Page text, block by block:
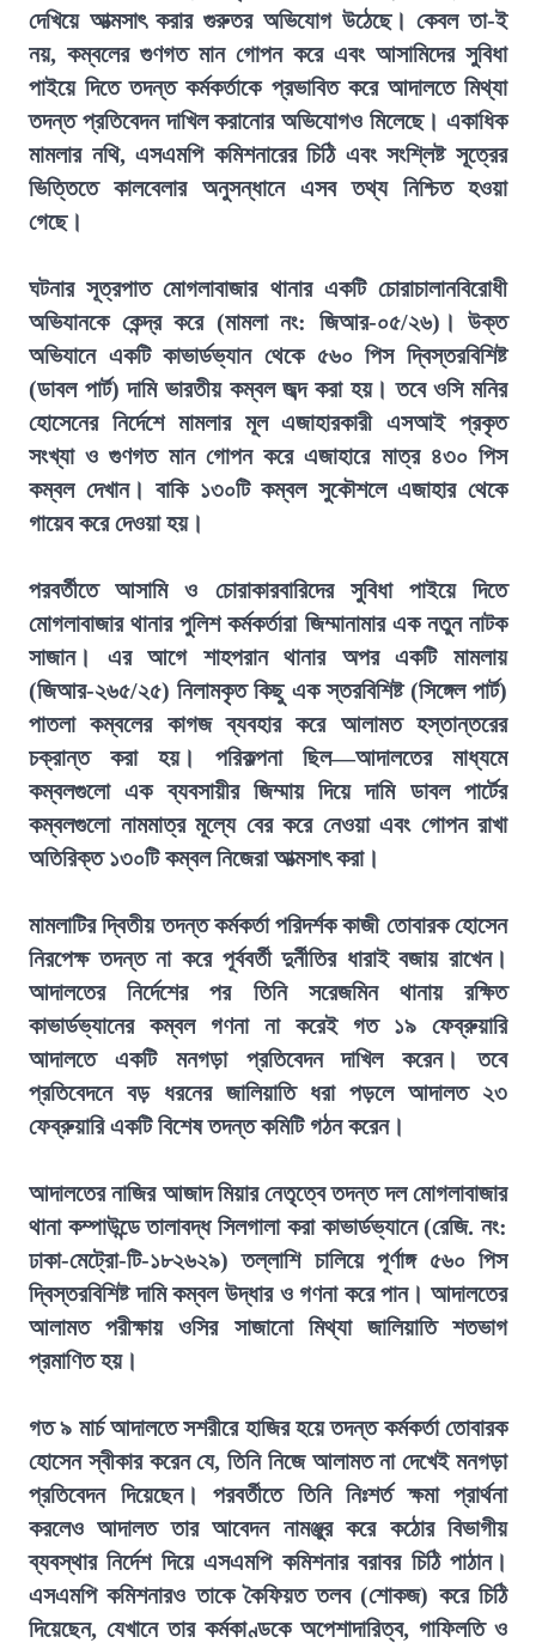
দেখিয়ে আত্মসাৎ করার গুরুতর অভিযোগ উঠেছে। কেবল তা-ই
নয়, কম্বলের গুণগত মান গোপন করে এবং আসামিদের সুবিধা
পাইয়ে দিতে তদন্ত কর্মকর্তাকে প্রভাবিত করে আদালতে মিথ্যা
তদন্ত প্রতিবেদন দাখিল করানোর অভিযোগও মিলেছে। একাধিক
মামলার নথি, এসএমপি কমিশনারের চিঠি এবং সংশ্লিষ্ট সূত্রের
ভিত্তিতে কালবেলার অনুসন্ধানে এসব তথ্য নিশ্চিত হওয়া
গেছে।
ঘটনার সূত্রপাত মোগলাবাজার থানার একটি চোরাচালানবিরোধী
অভিযানকে কেন্দ্র করে (মামলা নং: জিআর-০৫/২৬)। উক্ত
অভিযানে একটি কাভার্ডভ্যান থেকে ৫৬০ পিস দ্বিস্তরবিশিষ্ট
(ডাবল পার্ট) দামি ভারতীয় কম্বল জব্দ করা হয়। তবে ওসি মনির
হোসেনের নির্দেশে মামলার মূল এজাহারকারী এসআই প্রকৃত
সংখ্যা ও গুণগত মান গোপন করে এজাহারে মাত্র ৪৩০ পিস
কম্বল দেখান। বাকি ১৩০টি কম্বল সুকৌশলে এজাহার থেকে
গায়েব করে দেওয়া হয়।
পরবর্তীতে আসামি ও চোরাকারবারিদের সুবিধা পাইয়ে দিতে
মোগলাবাজার থানার পুলিশ কর্মকর্তারা জিম্মানামার এক নতুন নাটক
সাজান। এর আগে শাহপরান থানার অপর একটি মামলায়
(জিআর-২৬৫/২৫) নিলামকৃত কিছু এক স্তরবিশিষ্ট (সিঙ্গেল পার্ট)
পাতলা কম্বলের কাগজ ব্যবহার করে আলামত হস্তান্তরের
চক্রান্ত করা হয়। পরিকল্পনা ছিল—আদালতের মাধ্যমে
কম্বলগুলো এক ব্যবসায়ীর জিম্মায় দিয়ে দামি ডাবল পার্টের
কম্বলগুলো নামমাত্র মূল্যে বের করে নেওয়া এবং গোপন রাখা
অতিরিক্ত ১৩০টি কম্বল নিজেরা আত্মসাৎ করা।
মামলাটির দ্বিতীয় তদন্ত কর্মকর্তা পরিদর্শক কাজী তোবারক হোসেন
নিরপেক্ষ তদন্ত না করে পূর্ববর্তী দুর্নীতির ধারাই বজায় রাখেন।
আদালতের নির্দেশের পর তিনি সরেজমিন থানায় রক্ষিত
কাভার্ডভ্যানের কম্বল গণনা না করেই গত ১৯ ফেব্রুয়ারি
আদালতে একটি মনগড়া প্রতিবেদন দাখিল করেন। তবে
প্রতিবেদনে বড় ধরনের জালিয়াতি ধরা পড়লে আদালত ২৩
ফেব্রুয়ারি একটি বিশেষ তদন্ত কমিটি গঠন করেন।
আদালতের নাজির আজাদ মিয়ার নেতৃত্বে তদন্ত দল মোগলাবাজার
থানা কম্পাউন্ডে তালাবদ্ধ সিলগালা করা কাভার্ডভ্যানে (রেজি. নং:
ঢাকা-মেট্রো-টি-১৮২৬২৯) তল্লাশি চালিয়ে পূর্ণাঙ্গ ৫৬০ পিস
দ্বিস্তরবিশিষ্ট দামি কম্বল উদ্ধার ও গণনা করে পান। আদালতের
আলামত পরীক্ষায় ওসির সাজানো মিথ্যা জালিয়াতি শতভাগ
প্রমাণিত হয়।
গত ৯ মার্চ আদালতে সশরীরে হাজির হয়ে তদন্ত কর্মকর্তা তোবারক
হোসেন স্বীকার করেন যে, তিনি নিজে আলামত না দেখেই মনগড়া
প্রতিবেদন দিয়েছেন। পরবর্তীতে তিনি নিঃশর্ত ক্ষমা প্রার্থনা
করলেও আদালত তার আবেদন নামঞ্জুর করে কঠোর বিভাগীয়
ব্যবস্থার নির্দেশ দিয়ে এসএমপি কমিশনার বরাবর চিঠি পাঠান।
এসএমপি কমিশনারও তাকে কৈফিয়ত তলব (শোকজ) করে চিঠি
দিয়েছেন, যেখানে তার কর্মকাণ্ডকে অপেশাদারিত্ব, গাফিলতি ও